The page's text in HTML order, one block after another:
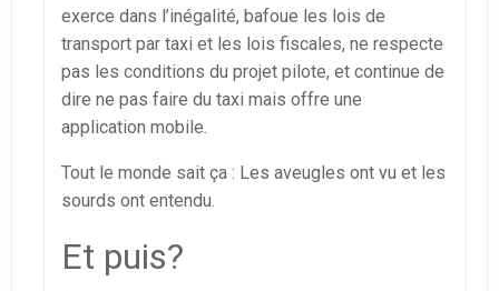
exerce dans l’inégalité, bafoue les lois de
transport par taxi et les lois fiscales, ne respecte
pas les conditions du projet pilote, et continue de
dire ne pas faire du taxi mais offre une
application mobile.
Tout le monde sait ça : Les aveugles ont vu et les
sourds ont entendu.
Et puis?